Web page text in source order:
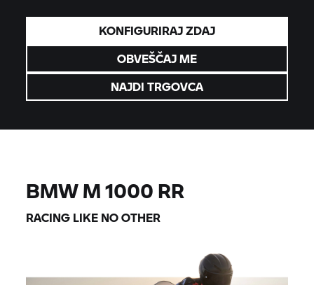
KONFIGURIRAJ ZDAJ
OBVEŠČAJ ME
NAJDI TRGOVCA
BMW M1000RR
RACING LIKE NO OTHER